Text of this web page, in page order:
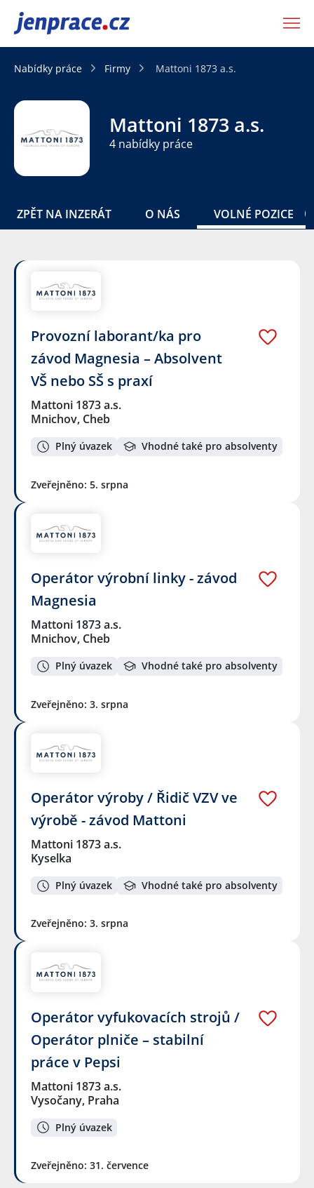
JenPráce.cz
Nabídky práce Firmy Mattoni 1873 a.s.
Mattoni 1873 a.s.
4 nabídky práce
ZPĚT NA INZERÁT O NÁS VOLNÉ POZICE
Provozní laborant/ka pro
závod Magnesia – Absolvent
VŠ nebo SŠ s praxí
Mattoni 1873 a.s.
Mnichov, Cheb
Plný úvazek Vhodné také pro absolventy
Zveřejněno: 5. srpna
Operátor výrobní linky - závod
Magnesia
Mattoni 1873 a.s.
Mnichov, Cheb
Plný úvazek Vhodné také pro absolventy
Zveřejněno: 3. srpna
Operátor výroby / Řidič VZV ve
výrobě - závod Mattoni
Mattoni 1873 a.s.
Kyselka
Plný úvazek Vhodné také pro absolventy
Zveřejněno: 3. srpna
Operátor vyfukovacích strojů /
Operátor plniče – stabilní
práce v Pepsi
Mattoni 1873 a.s.
Vysočany, Praha
Plný úvazek
Zveřejněno: 31. července